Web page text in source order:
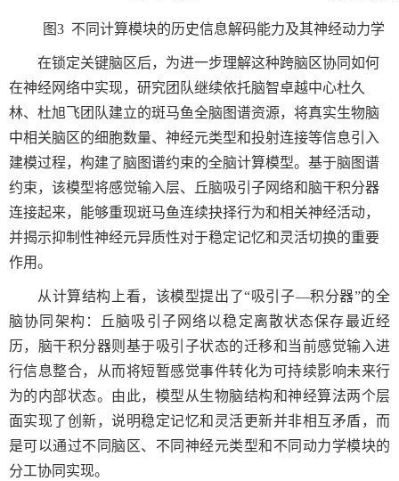
图3 不同计算模块的历史信息解码能力及其神经动力学
在锁定关键脑区后，为进一步理解这种跨脑区协同如何
在神经网络中实现，研究团队继续依托脑智卓越中心杜久
林、杜旭飞团队建立的斑马鱼全脑图谱资源，将真实生物脑
中相关脑区的细胞数量、神经元类型和投射连接等信息引入
建模过程，构建了脑图谱约束的全脑计算模型。基于脑图谱
约束，该模型将感觉输入层、丘脑吸引子网络和脑干积分器
连接起来，能够重现斑马鱼连续抉择行为和相关神经活动，
并揭示抑制性神经元异质性对于稳定记忆和灵活切换的重要
作用。
从计算结构上看，该模型提出了“吸引子—积分器”的全
脑协同架构：丘脑吸引子网络以稳定离散状态保存最近经
历，脑干积分器则基于吸引子状态的迁移和当前感觉输入进
行信息整合，从而将短暂感觉事件转化为可持续影响未来行
为的内部状态。由此，模型从生物脑结构和神经算法两个层
面实现了创新，说明稳定记忆和灵活更新并非相互矛盾，而
是可以通过不同脑区、不同神经元类型和不同动力学模块的
分工协同实现。